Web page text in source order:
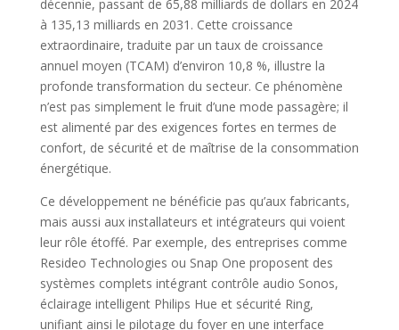
décennie, passant de 65,88 milliards de dollars en 2024
à 135,13 milliards en 2031. Cette croissance
extraordinaire, traduite par un taux de croissance
annuel moyen (TCAM) d’environ 10,8 %, illustre la
profonde transformation du secteur. Ce phénomène
n’est pas simplement le fruit d’une mode passagère; il
est alimenté par des exigences fortes en termes de
confort, de sécurité et de maîtrise de la consommation
énergétique.
Ce développement ne bénéficie pas qu’aux fabricants,
mais aussi aux installateurs et intégrateurs qui voient
leur rôle étoffé. Par exemple, des entreprises comme
Resideo Technologies ou Snap One proposent des
systèmes complets intégrant contrôle audio Sonos,
éclairage intelligent Philips Hue et sécurité Ring,
unifiant ainsi le pilotage du foyer en une interface